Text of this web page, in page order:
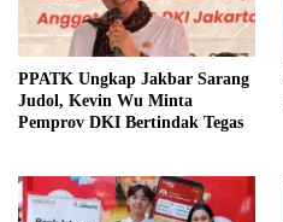
PPATK Ungkap Jakbar Sarang
Judol, Kevin Wu Minta
Pemprov DKI Bertindak Tegas